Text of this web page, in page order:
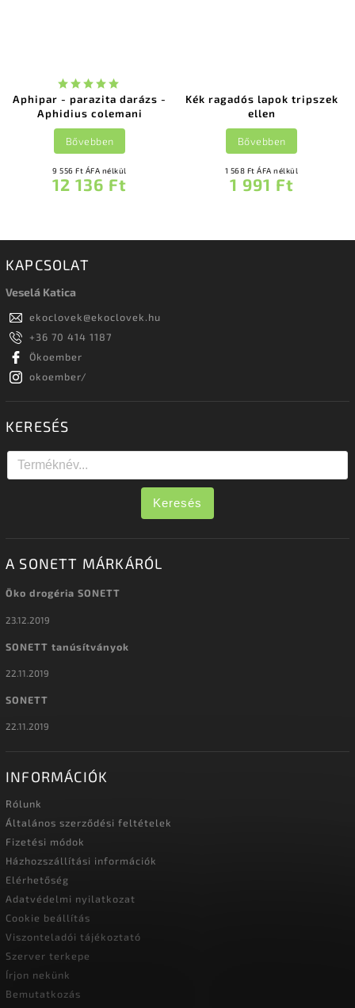
Aphipar - parazita darázs -
Aphidius colemani
9 556 Ft ÁFA nélkül
12 136 Ft
Bővebben
Kék ragadós lapok tripszek
ellen
1 568 Ft ÁFA nélkül
1 991 Ft
Bővebben
KAPCSOLAT
Veselá Katica
ekoclovek@ekoclovek.hu
+36 70 414 1187
Ökoember
okoember/
KERESÉS
Keresés
A SONETT MÁRKÁRÓL
Öko drogéria SONETT
23.12.2019
SONETT tanúsítványok
22.11.2019
SONETT
22.11.2019
INFORMÁCIÓK
Rólunk
Általános szerződési feltételek
Fizetési módok
Házhozszállítási információk
Elérhetőség
Adatvédelmi nyilatkozat
Cookie beállítás
Viszonteladói tájékoztató
Szerver terkepe
Írjon nekünk
Bemutatkozás